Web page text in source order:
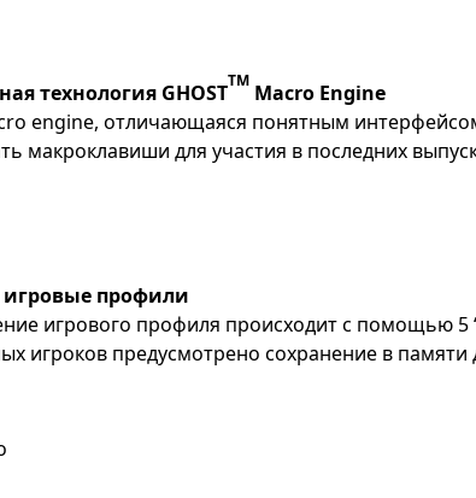
технология GHOSTTM Macro Engine
engine, отличающаяся понятным
макроклавиши для участия в последних
профили
игрового профиля происходит с помощью 5
игроков предусмотрено сохранение в